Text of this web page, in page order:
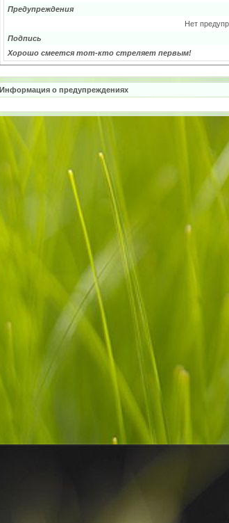
Предупреждения
Нет
Подпись
Хорошо смеется тот-кто стреляет первым!
Информация о предупреждениях